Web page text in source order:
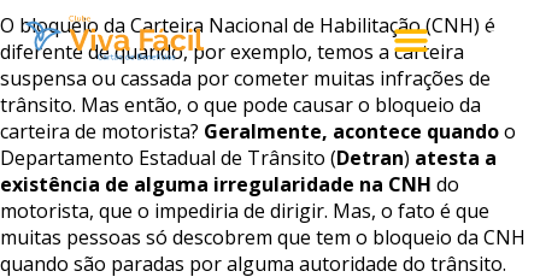
O bloqueio da Carteira Nacional de Habilitação (CNH) é
diferente de quando, por exemplo, temos a carteira
suspensa ou cassada por cometer muitas infrações de
trânsito. Mas então, o que pode causar o bloqueio da
carteira de motorista? Geralmente, acontece quandoo
Departamento Estadual de Trânsito (Detran) atesta a
existência de alguma irregularidade na CNH do
motorista, que o impediria de dirigir. Mas, o fato é que
muitas pessoas só descobrem que tem o bloqueio da CNH
quando são paradas por alguma autoridade do trânsito.